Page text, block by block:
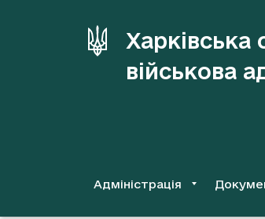
Харківська
військова
Адміністрація